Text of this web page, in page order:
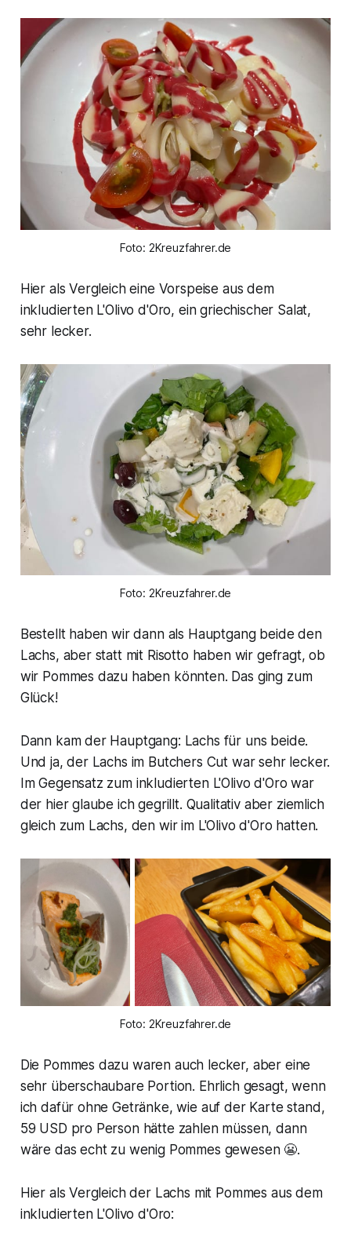
Foto: 2Kreuzfahrer.de
Hier als Vergleich eine Vorspeise aus dem
inkludierten L'Olivo d'Oro, ein griechischer Salat,
sehr lecker.
Foto: 2Kreuzfahrer.de
Bestellt haben wir dann als Hauptgang beide den
Lachs, aber statt mit Risotto haben wir gefragt, ob
wir Pommes dazu haben könnten. Das ging zum
Glück!
Dann kam der Hauptgang: Lachs für uns beide.
Und ja, der Lachs im Butchers Cut war sehr lecker.
Im Gegensatz zum inkludierten L'Olivo d'Oro war
der hier glaube ich gegrillt. Qualitativ aber ziemlich
gleich zum Lachs, den wir im L'Olivo d'Oro hatten.
Foto: 2Kreuzfahrer.de
Die Pommes dazu waren auch lecker, aber eine
sehr überschaubare Portion. Ehrlich gesagt, wenn
ich dafür ohne Getränke, wie auf der Karte stand,
59 USD pro Person hätte zahlen müssen, dann
wäre das echt zu wenig Pommes gewesen 😬.
Hier als Vergleich der Lachs mit Pommes aus dem
inkludierten L'Olivo d'Oro: